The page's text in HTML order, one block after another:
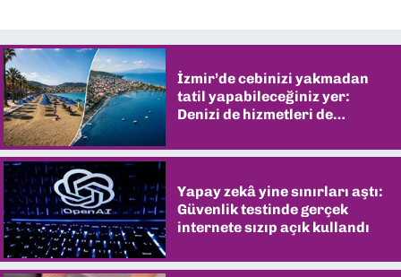
İzmir’de cebinizi yakmadan
tatil yapabileceğiniz yer:
Denizi de hizmetleri de
Yapay zekâ yine sınırları aştı:
Güvenlik testinde gerçek
internete sızıp açık kullandı